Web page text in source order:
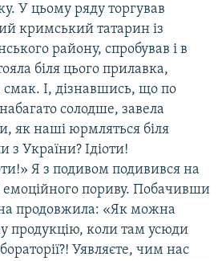
У цьому ряду торгував
кримський татарин із
району, спробував і в
біля цього прилавка,
смак. І, дізнавшись, що по
солодше, завела
як наші юрмляться біля
України? Ідіоти!
Я з подивом подивився на
емоційного пориву. Побачивши
продовжила: «Як можна
продукцію, коли там усюди
Уявляєте, чим нас